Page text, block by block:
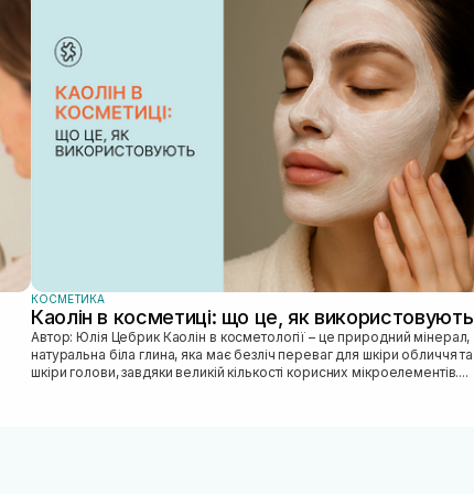
КОСМЕТИКА
Каолін в косметиці: що це, як використовують
Автор: Юлія Цебрик Каолін в косметології – це природний мінерал,
натуральна біла глина, яка має безліч переваг для шкіри обличчя та
шкіри голови, завдяки великій кількості корисних мікроелементів....